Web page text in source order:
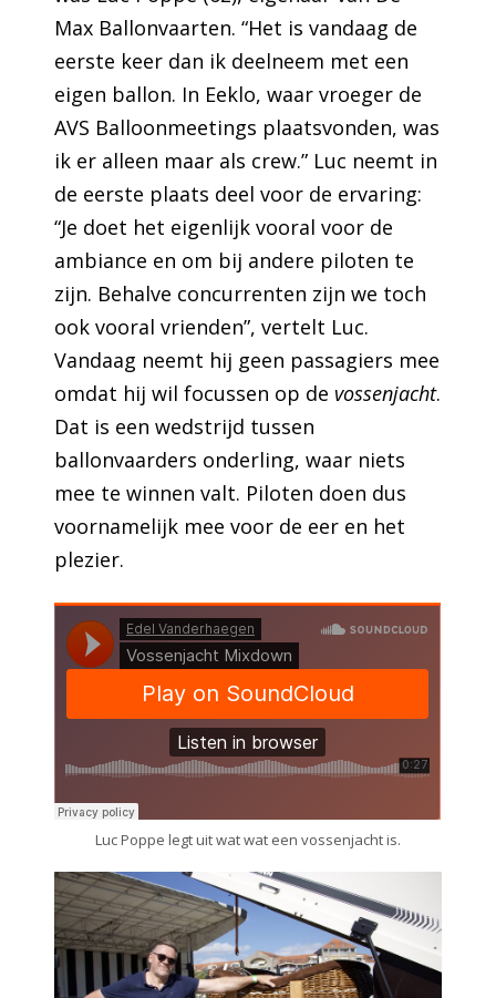
Max Ballonvaarten. “Het is vandaag de
eerste keer dan ik deelneem met een
eigen ballon. In Eeklo, waar vroeger de
AVS Balloonmeetings plaatsvonden, was
ik er alleen maar als crew.” Luc neemt in
de eerste plaats deel voor de ervaring:
“Je doet het eigenlijk vooral voor de
ambiance en om bij andere piloten te
zijn. Behalve concurrenten zijn we toch
ook vooral vrienden”, vertelt Luc.
Vandaag neemt hij geen passagiers mee
omdat hij wil focussen op de vossenjacht.
Dat is een wedstrijd tussen
ballonvaarders onderling, waar niets
mee te winnen valt. Piloten doen dus
voornamelijk mee voor de eer en het
plezier.
Luc Poppe legt uit wat wat een vossenjacht is.